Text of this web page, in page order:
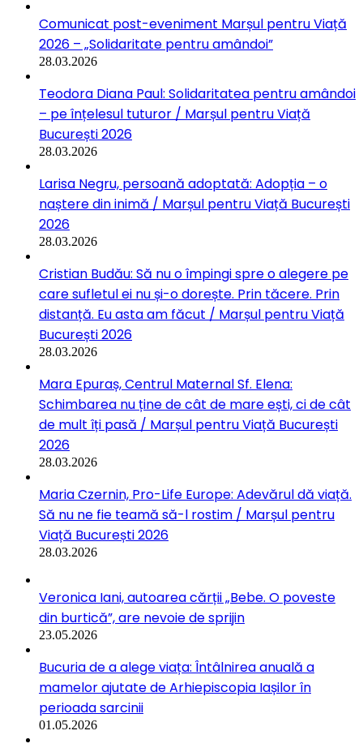
Comunicat post-eveniment Marșul pentru Viață
2026 – „Solidaritate pentru amândoi”
28.03.2026
Teodora Diana Paul: Solidaritatea pentru amândoi
– pe înțelesul tuturor / Marșul pentru Viață
București 2026
28.03.2026
Larisa Negru, persoană adoptată: Adopția – o
naștere din inimă / Marșul pentru Viață București
2026
28.03.2026
Cristian Budău: Să nu o împingi spre o alegere pe
care sufletul ei nu și-o dorește. Prin tăcere. Prin
distanță. Eu asta am făcut / Marșul pentru Viață
București 2026
28.03.2026
Mara Epuraș, Centrul Maternal Sf. Elena:
Schimbarea nu ține de cât de mare ești, ci de cât
de mult îți pasă / Marșul pentru Viață București
2026
28.03.2026
Maria Czernin, Pro-Life Europe: Adevărul dă viață.
Să nu ne fie teamă să-l rostim / Marșul pentru
Viață București 2026
28.03.2026
Veronica Iani, autoarea cărții „Bebe. O poveste
din burtică”, are nevoie de sprijin
23.05.2026
Bucuria de a alege viața: Întâlnirea anuală a
mamelor ajutate de Arhiepiscopia Iașilor în
perioada sarcinii
01.05.2026